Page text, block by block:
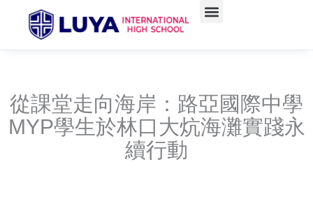
從課堂走向海岸：路亞國際中學
MYP學生於林口大炕海灘實踐永
續行動